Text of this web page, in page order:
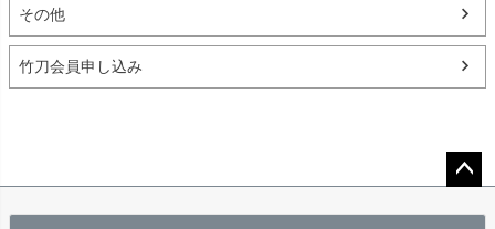
その他
竹刀会員申し込み